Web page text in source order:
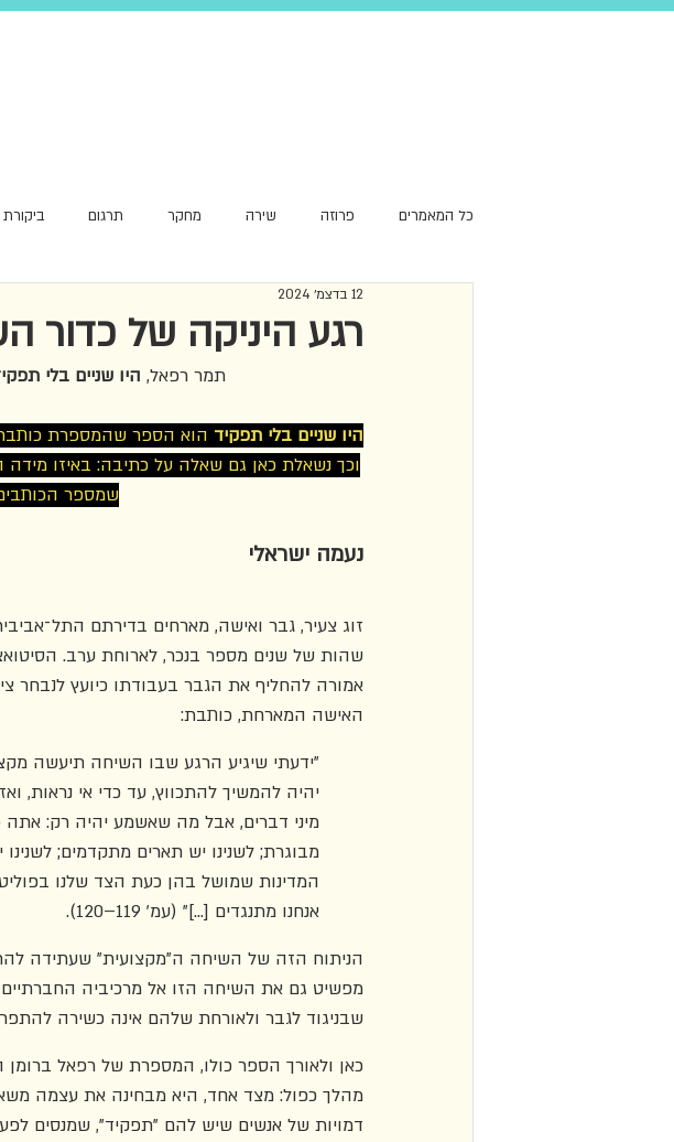
כל המאמרים פרוזה שירה מחקר תרגום
סקירת עומק שפה
רגע היניקה של כדור
12 בדצמ׳ 2024
תמר רפאל, היו שניים בלי
היו שניים בלי תפקיד הוא הספר שהמספרת
וכך נשאלת כאן גם שאלה על כתיבה: באיזו
שמספר
נעמה ישראלי
זוג צעיר, גבר ואישה, מארחים בדירתם
שהות של שנים מספר בנכר, לארוחת ערב.
אמורה להחליף את הגבר בעבודתו כיועץ לנבחר
האישה המארחת, כותבת:
"ידעתי שיגיע הרגע שבו השיחה תיעשה
יהיה להמשיך להתכווץ, עד כדי אי נראות,
מיני דברים, אבל מה שאשמע יהיה רק: אתה
מבוגרת; לשנינו יש תארים מתקדמים; לשנינו
המדינות שמושל בהן כעת הצד שלנו
אנחנו מתנגדים [...]" (עמ' 119–120).
הניתוח הזה של השיחה ה"מקצועית" שעתידה
מפשיט גם את השיחה הזו אל מרכיביה
שבניגוד לגבר ולאורחת שלהם אינה כשירה
כאן ולאורך הספר כולו, המספרת של רפאל
מהלך כפול: מצד אחד, היא מבחינה את עצמה
דמויות של אנשים שיש להם "תפקיד", שמנסים